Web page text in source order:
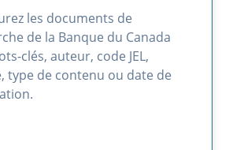
les documents de
de la Banque du Canada
clés, auteur, code JEL,
type de contenu ou date de